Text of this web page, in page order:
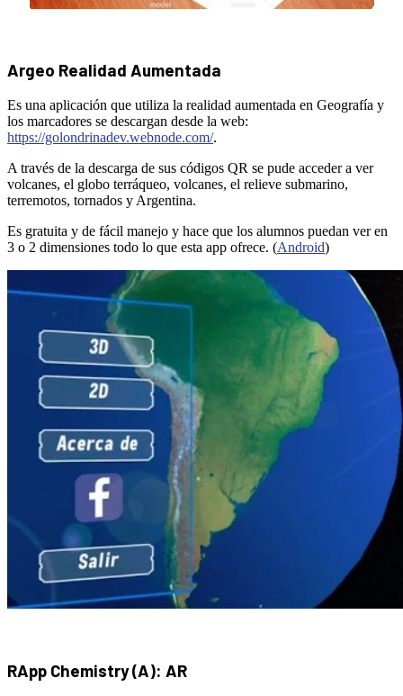
Argeo Realidad Aumentada
Es una aplicación que utiliza la realidad aumentada en Geografía y
los marcadores se descargan desde la web:
https://golondrinadev.webnode.com/.
A través de la descarga de sus códigos QR se pude acceder a ver
volcanes, el globo terráqueo, volcanes, el relieve submarino,
terremotos, tornados y Argentina.
Es gratuita y de fácil manejo y hace que los alumnos puedan ver en
3 o 2 dimensiones todo lo que esta app ofrece. (Android)
RApp Chemistry (A): AR